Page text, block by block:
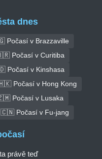
dnes
Počasí v Brazzaville
Počasí v Curitiba
Počasí v Kinshasa
Počasí v Hong Kong
Počasí v Lusaka
🇨🇳 Počasí v Fu-jang
právě teď